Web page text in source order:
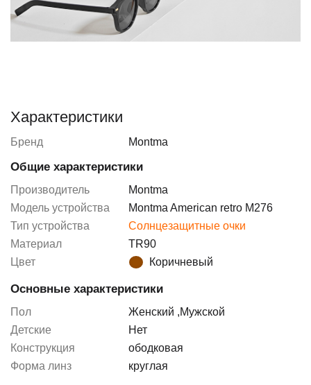
Характеристики
Бренд Montma
Общие характеристики
Производитель
Montma
Модель устройства
Montma American retro M276
Тип устройства
Солнцезащитные очки
Материал
TR90
Цвет
Коричневый
Основные характеристики
Пол Женский ,Мужской
Детские
Нет
Конструкция
ободковая
Форма линз
круглая